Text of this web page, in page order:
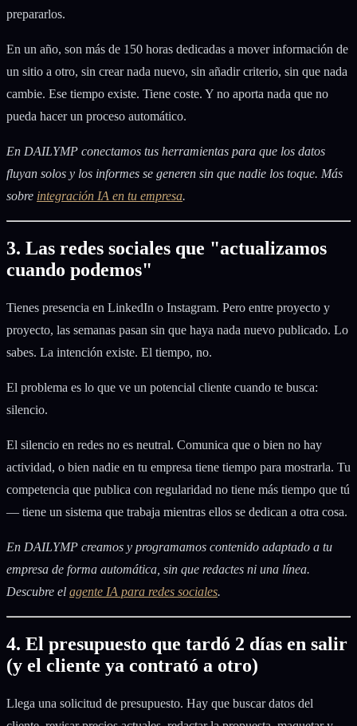
prepararlos.
En un año, son más de 150 horas dedicadas a mover información de
un sitio a otro, sin crear nada nuevo, sin añadir criterio, sin que nada
cambie. Ese tiempo existe. Tiene coste. Y no aporta nada que no
pueda hacer un proceso automático.
En DAILYMP conectamos tus herramientas para que los datos
fluyan solos y los informes se generen sin que nadie los toque. Más
sobre integración IA en tu empresa.
3. Las redes sociales que "actualizamos
cuando podemos"
Tienes presencia en LinkedIn o Instagram. Pero entre proyecto y
proyecto, las semanas pasan sin que haya nada nuevo publicado. Lo
sabes. La intención existe. El tiempo, no.
El problema es lo que ve un potencial cliente cuando te busca:
silencio.
El silencio en redes no es neutral. Comunica que o bien no hay
actividad, o bien nadie en tu empresa tiene tiempo para mostrarla. Tu
competencia que publica con regularidad no tiene más tiempo que tú
— tiene un sistema que trabaja mientras ellos se dedican a otra cosa.
En DAILYMP creamos y programamos contenido adaptado a tu
empresa de forma automática, sin que redactes ni una línea.
Descubre el agente IA para redes sociales.
4. El presupuesto que tardó 2 días en salir
(y el cliente ya contrató a otro)
Llega una solicitud de presupuesto. Hay que buscar datos del